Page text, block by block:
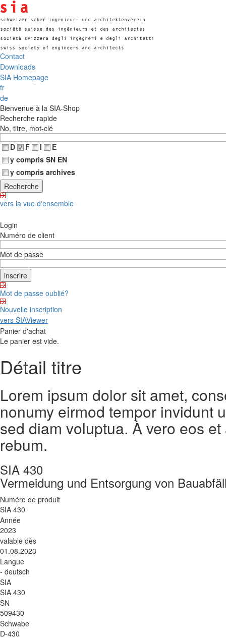
Contact
Downloads
SIA Homepage
fr
de
Bienvenue à la SIA-Shop
Recherche rapide
No, titre, mot-clé
D
F I
E
y compris SN EN
y compris archives
vers la vue d'ensemble
Login
Numéro de client
Mot de passe
Mot de passe oublié?
Nouvelle inscription
vers SIAViewer
Panier d'achat
Le panier est vide.
Détail titre
Lorem ipsum dolor sit amet,
nonumy eirmod tempor invidunt
sed diam voluptua. À vero eos
rebum.
SIA 430
Vermeidung und Entsorgung von
Numéro de produit
SIA 430
Année
2023
valable dès
01.08.2023
Langue
- deutsch
SIA
SIA 430
SN
509430
Schwabe
D-430